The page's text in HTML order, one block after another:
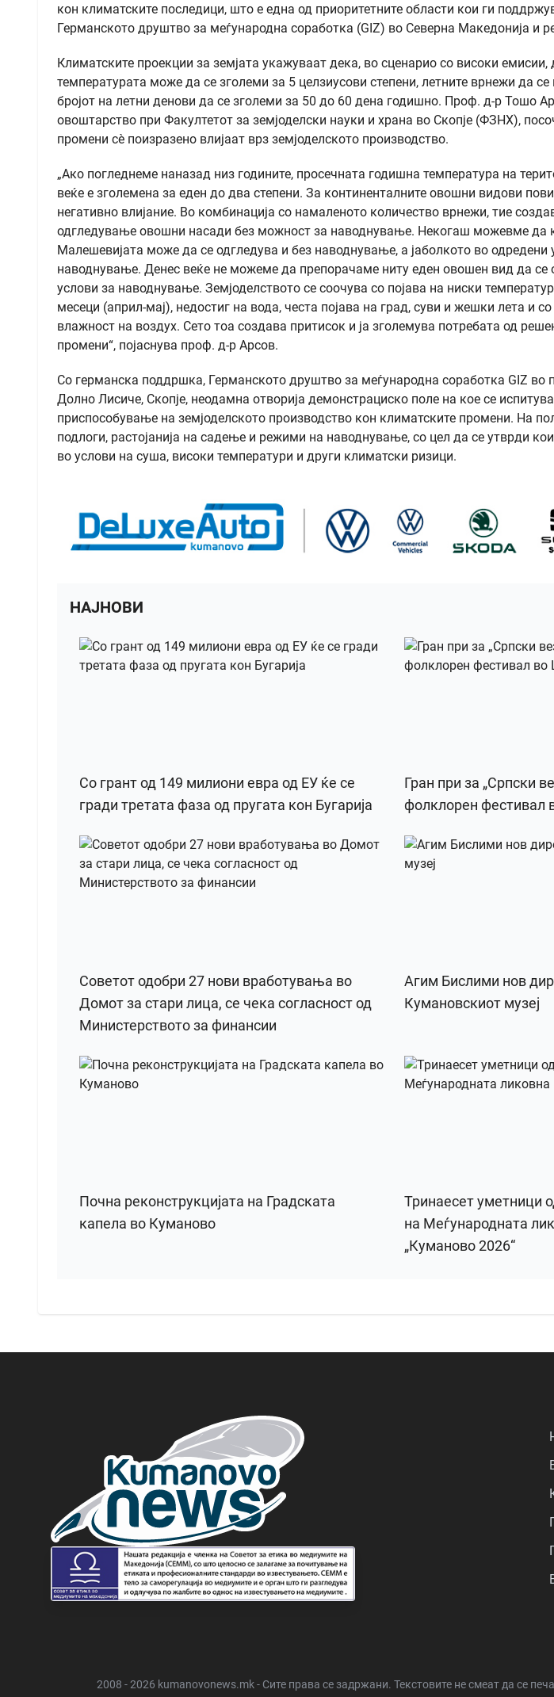
кон климатските последици, што е една од приоритетните области кои ги
Германското друштво за меѓународна соработка (GIZ) во Северна Македонија и
Климатските проекции за земјата укажуваат дека, во сценарио со високи емисии,
температурата може да се зголеми за 5 целзиусови степени, летните врнежи да
бројот на летни денови да се зголеми за 50 до 60 дена годишно. Проф. д-р Тошо
овоштарство при Факултетот за земјоделски науки и храна во Скопје (ФЗНХ),
промени сè поизразено влијаат врз земјоделското производство.
„Ако погледнеме наназад низ годините, просечната годишна температура на
веќе е зголемена за еден до два степени. За континенталните овошни видови
негативно влијание. Во комбинација со намаленото количество врнежи, тие
одгледување овошни насади без можност за наводнување. Некогаш можевме да
Малешевијата може да се одгледува и без наводнување, а јаболкото во
наводнување. Денес веќе не можеме да препорачаме ниту еден овошен вид да се
услови за наводнување. Земјоделството се соочува со појава на ниски
месеци (април-мај), недостиг на вода, честа појава на град, суви и жешки лета и
влажност на воздух. Сето тоа создава притисок и ја зголемува потребата од
промени“, појаснува проф. д-р Арсов.
Со германска поддршка, Германското друштво за меѓународна соработка GIZ во
Долно Лисиче, Скопје, неодамна отворија демонстрациско поле на кое се
приспособување на земјоделското производство кон климатските промени. На
подлоги, растојанија на садење и режими на наводнување, со цел да се утврди
во услови на суша, високи температури и други климатски ризици.
НАЈНОВИ
Со грант од 149 милиони евра од ЕУ ќе се
гради третата фаза од пругата кон Бугарија
Гран при за „Српски
фолклорен фестивал
Советот одобри 27 нови вработувања во
Домот за стари лица, се чека согласност од
Министерството за финансии
Агим Бислими нов
Кумановскиот музеј
Почна реконструкцијата на Градската
капела во Куманово
Тринаесет уметници
на Меѓународната
„Куманово 2026“
2008 - 2026 kumanovonews.mk - Сите права се задржани. Текстовите не смеат да се